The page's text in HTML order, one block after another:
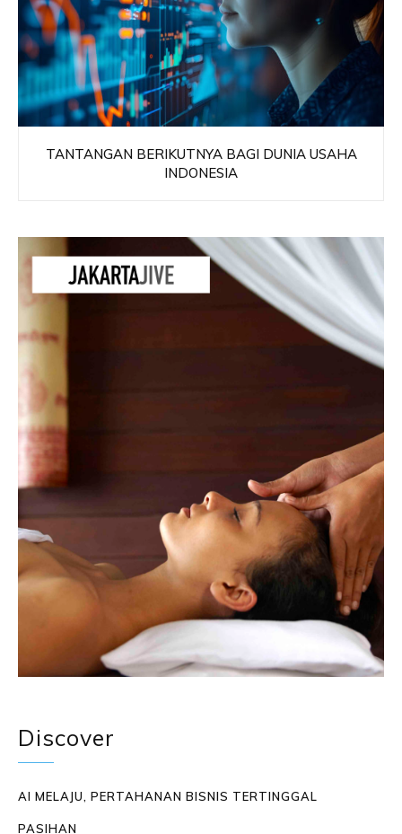
TANTANGAN BERIKUTNYA BAGI DUNIA USAHA
INDONESIA
Discover
AI MELAJU, PERTAHANAN BISNIS TERTINGGAL
PASIHAN